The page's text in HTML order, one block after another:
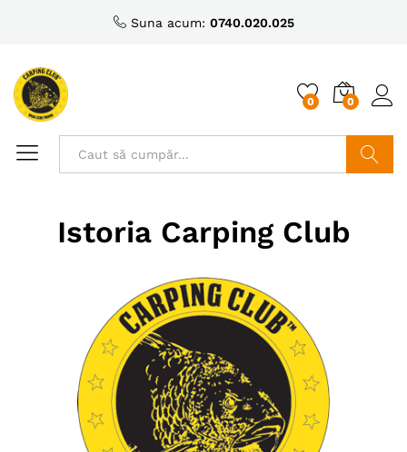
Suna acum: 0740.020.025
0 0
Istoria Carping Club